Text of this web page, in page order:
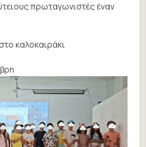
πρωταγωνιστές έναν
καλοκαιράκι